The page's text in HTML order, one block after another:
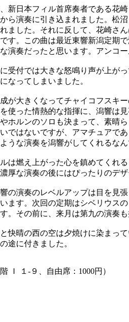
新日本フィル首席奏者である花
ら演奏に引き込まれました。松
ました。それに反して、花崎さ
す。この曲は最近東響新潟定期
演奏だったと思います。アンコ
受付では大きな怒鳴り声が上が
なってしまいました。
が大きくなってチャイコフスキ
使った情熱的な指揮に、潟響は
ホルンのソロも決まって、素晴
ではないですが、アマチュアで
うな演奏を潟響がしてくれるな
は燃え上がった心を鎮めてくれ
厚な演奏の後にはぴったりのデ
の演奏のレベルアップは目を見
ます。次回の定期はシベリウス
。その前に、来月は第九の演奏
快晴の西の空は夕焼けに染まっ
途に付きました。
Ｉ １-９、自由席：1000円）